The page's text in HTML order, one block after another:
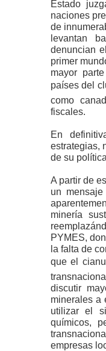
Estado
naciones
de
levantan
denuncian
primer
mayor
países del
como
fiscales.
En
estrategias,
de su
A partir de
un
minería
PYMES,
la falta de
que el
discutir
minerales a
utilizar el
químicos,
empresas